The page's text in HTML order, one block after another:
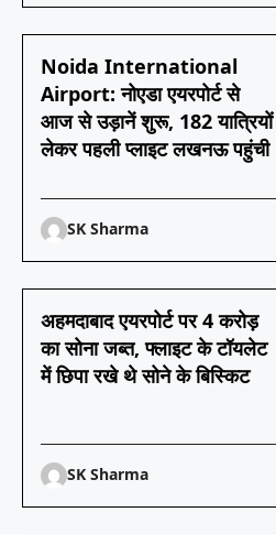
Noida International
Airport: नोएडा एयरपोर्ट से
आज से उड़ानें शुरू, 182 यात्रियों
लेकर पहली प्लाइट लखनऊ पहुंची
SK Sharma
अहमदाबाद एयरपोर्ट पर 4 करोड़
का सोना जब्त, फ्लाइट के टॉयलेट
में छिपा रखे थे सोने के बिस्किट
SK Sharma